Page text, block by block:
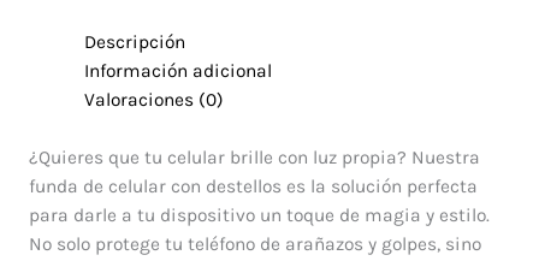
Descripción
Información adicional
Valoraciones (0)
¿Quieres que tu celular brille con luz propia? Nuestra
funda de celular con destellos es la solución perfecta
para darle a tu dispositivo un toque de magia y estilo.
No solo protege tu teléfono de arañazos y golpes, sino